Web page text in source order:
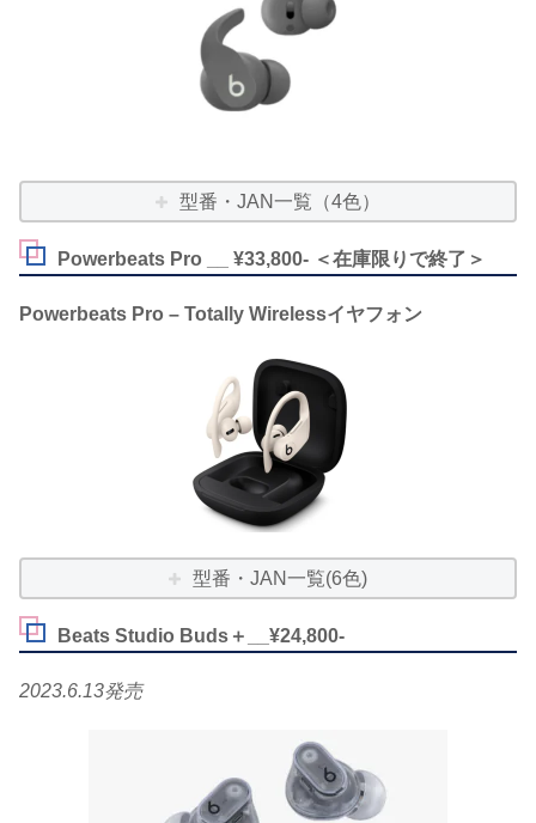
型番・JAN一覧（4色）
Powerbeats Pro __ ¥33,800- ＜在庫限りで終了＞
Powerbeats Pro – Totally Wirelessイヤフォン
型番・JAN一覧(6色)
Beats Studio Buds＋__¥24,800-
2023.6.13発売